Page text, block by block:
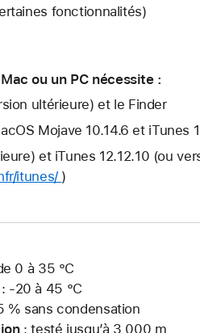
fonctionnalités)
ou un PC nécessite :
ultérieure) et le Finder
Mojave 10.14.6 et iTunes
et iTunes 12.12.10 (ou
itunes/ )
0 à 35 °C
: -20 à 45 °C
% sans condensation
: testé jusqu’à 3 000 m